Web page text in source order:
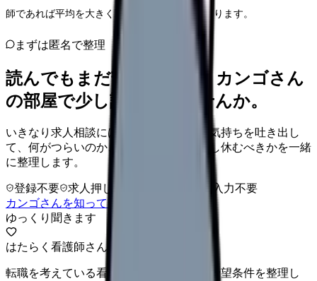
師であれば平均を大きく下回っていることになります。
まずは匿名で整理
読んでもまだ苦しいなら、カンゴさん
の部屋で少し話してみませんか。
いきなり求人相談には進みません。今の気持ちを吐き出し
て、何がつらいのか、辞めるべきか、少し休むべきかを一緒
に整理します。
登録不要 求人押し売りなし
病院名は入力不要
カンゴさんを知ってから相談する
ゆっくり聞きます
はたらく看護師さん 求人
転職を考えている看護師さんへ。まずは希望条件を整理し